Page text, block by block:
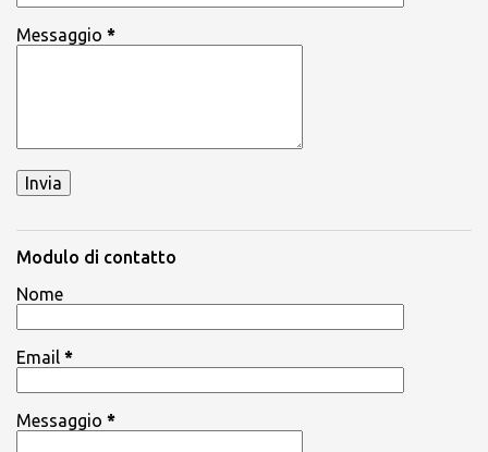
Messaggio *
Modulo di contatto
Nome
Email *
Messaggio *